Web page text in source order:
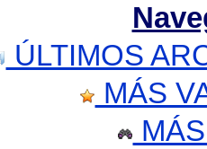
ÚLTIMOS
MÁS